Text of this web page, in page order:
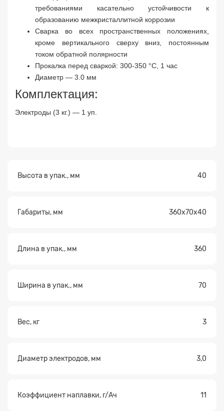
требованиями касательно устойчивости к
образованию межкристаллитной коррозии
Сварка во всех пространственных положениях,
кроме вертикального сверху вниз, постоянным
током обратной полярности
Прокалка перед сваркой: 300-350 °С, 1 час
Диаметр — 3.0 мм
Комплектация:
Электроды (3 кг.) — 1 уп.
Высота в упак., мм 40
Габариты, мм 360х70х40
Длина в упак., мм 360
Ширина в упак., мм 70
Вес, кг 3
Диаметр электродов, мм 3,0
Коэффициент наплавки, г/Ач 11
Прикрепите